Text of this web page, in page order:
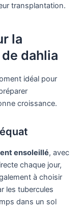
transplantation.
la
dahlia
idéal pour
croissance.
ensoleillé, avec
chaque jour,
à choisir
les tubercules
dans un sol